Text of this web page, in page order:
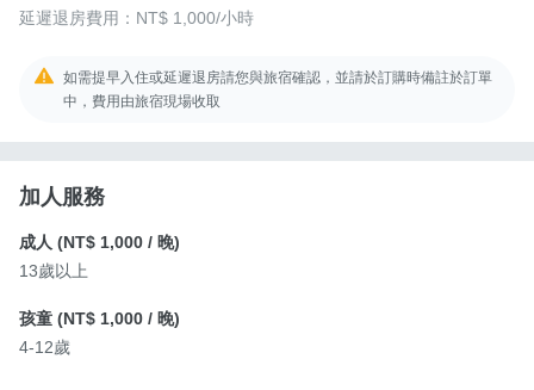
延遲退房費用： NT$ 1,000/小時
如需提早入住或延遲退房請您與旅宿確認，並請於訂購時備註於訂單
中，費用由旅宿現場收取
加人服務
成人 (NT$ 1,000 / 晚)
13歲以上
孩童 (NT$ 1,000 / 晚)
4-12歲